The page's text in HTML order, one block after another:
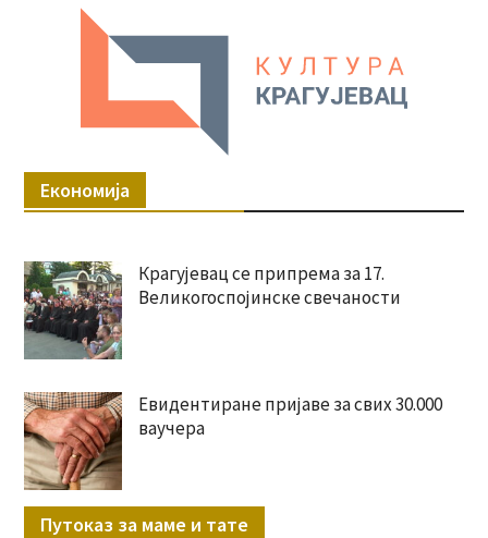
Економија
Крагујевац се припрема за 17.
Великогоспојинске свечаности
Евидентиране пријаве за свих 30.000
ваучера
Путоказ за маме и тате